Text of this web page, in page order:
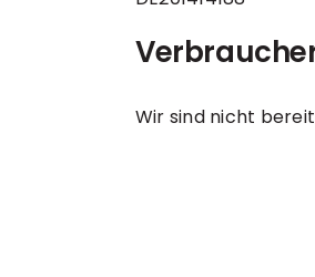
Wir sind nicht